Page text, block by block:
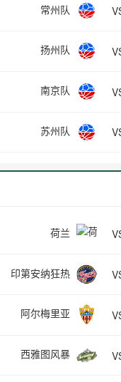
常州队
扬州队
南京队
苏州队
荷兰
印第安纳狂热
阿尔梅里亚
西雅图风暴